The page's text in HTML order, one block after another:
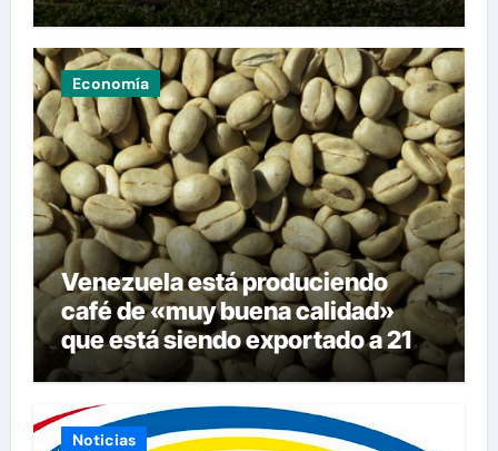
Economía
Venezuela está produciendo
café de «muy buena calidad»
que está siendo exportado a 21
países
Noticias